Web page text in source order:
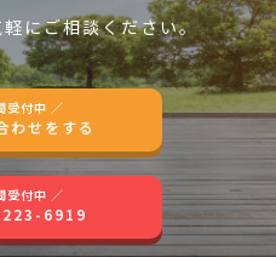
にご相談ください。
受付中 ／
わせをする
受付中 ／
6919